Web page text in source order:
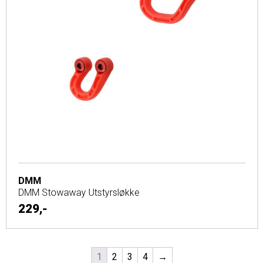
DMM
DMM Stowaway Utstyrsløkke
229,-
1 2 3 4 →